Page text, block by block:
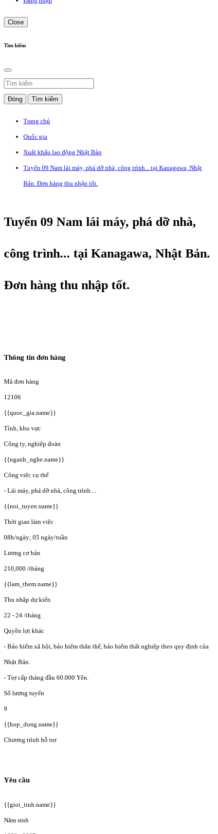
Close
Tìm kiếm
Đóng Tìm kiếm
Trang chủ
Quốc gia
Xuất khẩu lao động Nhật Bản
Tuyển 09 Nam lái máy, phá dỡ nhà, công trình... tại Kanagawa, Nhật
Bản. Đơn hàng thu nhập tốt.
Tuyển 09 Nam lái máy, phá dỡ nhà,
công trình... tại Kanagawa, Nhật Bản.
Đơn hàng thu nhập tốt.
Thông tin đơn hàng
Mã đơn hàng
12106
{{quoc_gia.name}}
Tỉnh, khu vực
Công ty, nghiệp đoàn
{{nganh_nghe.name}}
Công việc cụ thể
- Lái máy, phá dỡ nhà, công trình....
{{noi_tuyen.name}}
Thời gian làm việc
08h/ngày; 05 ngày/tuần
Lương cơ bản
210,000 /tháng
{{lam_them.name}}
Thu nhập dự kiến
22 - 24 /tháng
Quyền lợi khác
- Bảo hiểm xã hội, bảo hiểm thân thể, bảo hiểm thất nghiệp theo quy định của
Nhật Bản.
- Trợ cấp tháng đầu 60.000 Yên.
Số lượng tuyển
9
{{hop_dong.name}}
Chương trình hỗ trợ
Yêu cầu
{{gioi_tinh.name}}
Năm sinh